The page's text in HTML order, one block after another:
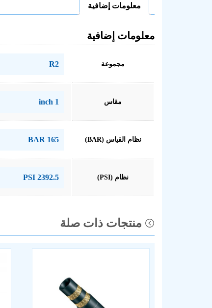
معلومات إضافية
معلومات إضافية
مجموعة R2
مقاس inch 1
نظام القياس (BAR) BAR 165
نظام (PSI) PSI 2392.5
منتجات ذات صلة